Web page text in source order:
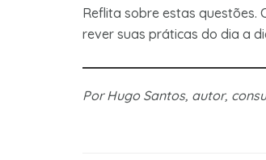
Reflita sobre estas questões.
rever suas práticas do dia a
Por Hugo Santos, autor,